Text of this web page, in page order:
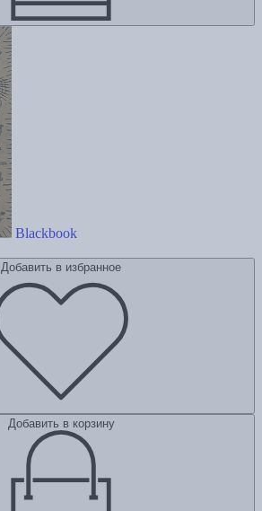
Blackbook
Добавить в избранное
Добавить в корзину